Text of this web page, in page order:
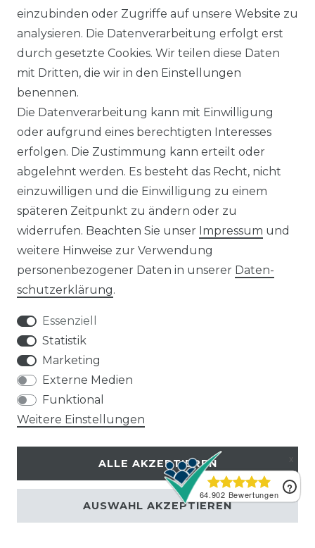
8°C Heizfunktion zum Schutz wenig genutzter
Räume.
LED DISPLAY
Dimmbares Display für einen ungestörten Schlaf.
TECHNISCHE DATEN
<<< 9.000 - 24.000 BTU Übersicht >>>
NACH EU VERORDNUNG
626/2011
Technische Daten
BTU 9000
Kühlbetrieb
2,6 kW
2,2 kW
einzubinden oder Zugriffe auf unsere Website zu
analysieren. Die Datenverarbeitung erfolgt erst
durch gesetzte Cookies. Wir teilen diese Daten
mit Dritten, die wir in den Einstellungen
benennen.
Die Datenverarbeitung kann mit Einwilligung
oder aufgrund eines berechtigten Interesses
erfolgen. Die Zustimmung kann erteilt oder
abgelehnt werden. Es besteht das Recht, nicht
einzuwilligen und die Einwilligung zu einem
späteren Zeitpunkt zu ändern oder zu
widerrufen. Beachten Sie unser Impressum und
weitere Hinweise zur Verwendung
personenbezogener Daten in unserer Daten­
schutz­erklärung.
Essenziell
Statistik
Marketing
Externe Medien
Funktional
Weitere Einstellungen
ALLE AKZEPTIEREN
AUSWAHL AKZEPTIEREN